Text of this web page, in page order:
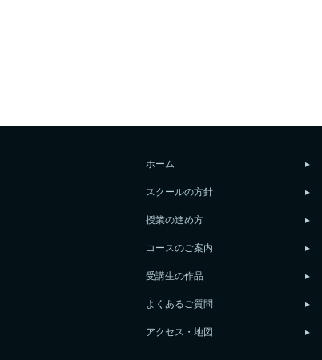
ホーム
スクールの方針
授業の進め方
コースのご案内
受講生の作品
よくあるご質問
アクセス・地図